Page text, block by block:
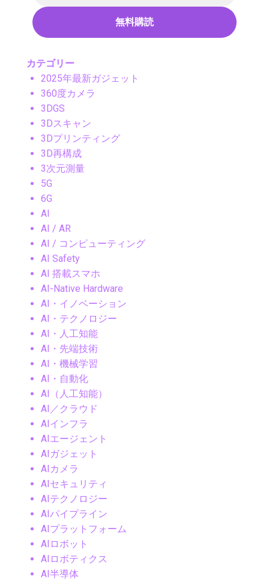
カテゴリー
2025年最新ガジェット
360度カメラ
3DGS
3Dスキャン
3Dプリンティング
3D再構成
3次元測量
5G
6G
AI
AI / AR
AI / コンピューティング
AI Safety
AI 搭載スマホ
AI-Native Hardware
AI・イノベーション
AI・テクノロジー
AI・人工知能
AI・先端技術
AI・機械学習
AI・自動化
AI（人工知能）
AI／クラウド
AIインフラ
AIエージェント
AIガジェット
AIカメラ
AIセキュリティ
AIテクノロジー
AIパイプライン
AIプラットフォーム
AIロボット
AIロボティクス
AI半導体